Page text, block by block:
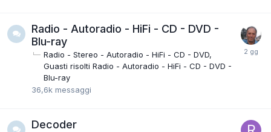
Radio - Autoradio - HiFi - CD - DVD -
Blu-ray
Radio - Stereo - Autoradio - HiFi - CD - DVD
Guasti risolti Radio - Autoradio - HiFi - CD - DVD -
Blu-ray
36,6k messaggi
Decoder